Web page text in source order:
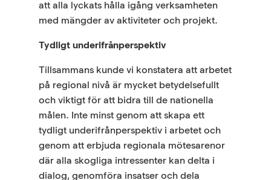
att alla lyckats hålla igång verksamheten
med mängder av aktiviteter och projekt.
Tydligt underifrånperspektiv
Tillsammans kunde vi konstatera att arbetet
på regional nivå är mycket betydelsefullt
och viktigt för att bidra till de nationella
målen. Inte minst genom att skapa ett
tydligt underifrånperspektiv i arbetet och
genom att erbjuda regionala mötesarenor
där alla skogliga intressenter kan delta i
dialog, genomföra insatser och dela